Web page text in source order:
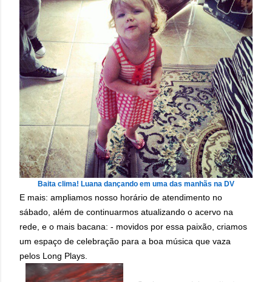
Baita clima! Luana dançando em uma das manhãs na DV
E mais: ampliamos nosso horário de atendimento no
sábado, além de continuarmos atualizando o acervo na
rede, e o mais bacana: - movidos por essa paixão, criamos
um espaço de celebração para a boa música que vaza
pelos Long Plays.